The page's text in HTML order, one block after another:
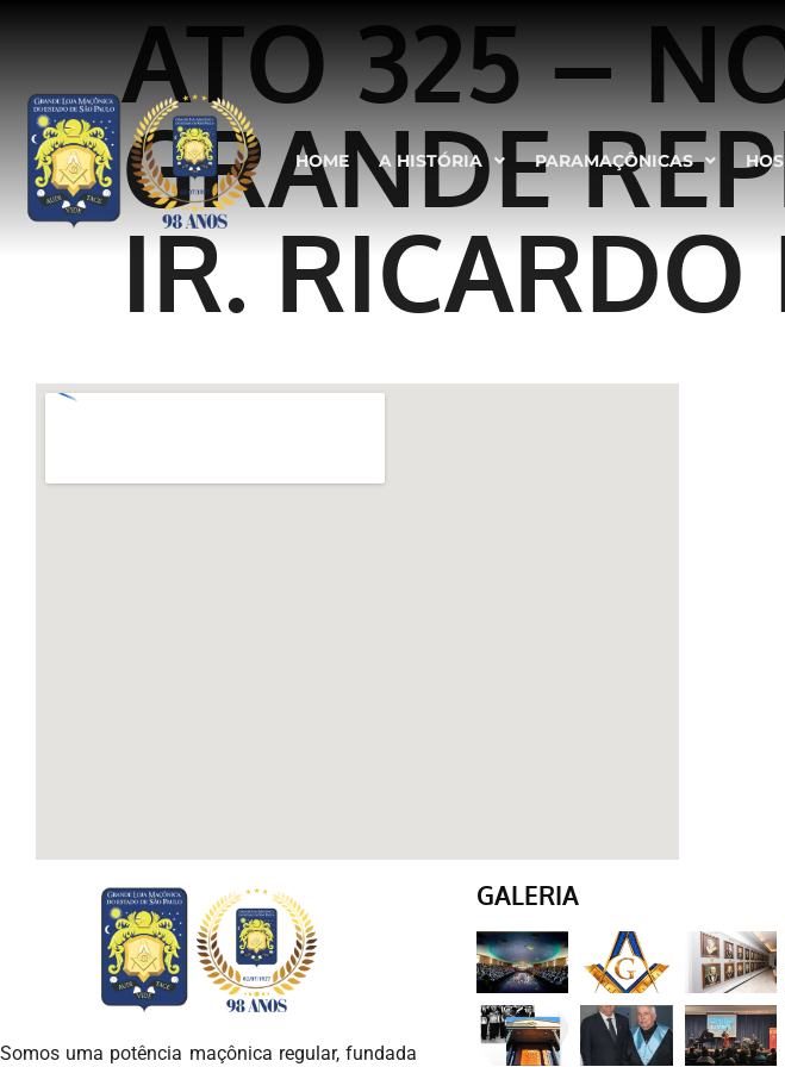
HOME A HISTÓRIA PARAMAÇÔNICAS
ATO 325 –
GRANDE
IR. RICARDO
Somos uma potência maçônica regular, fundada
GALERIA